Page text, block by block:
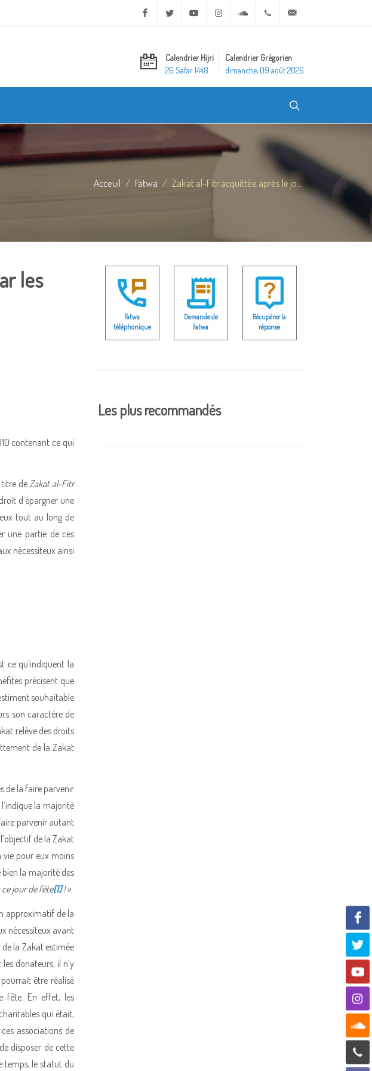
Facebook Twitter Youtube Instagram Soundcloud+20 2 25970400
Calendrier Hijri
26 Safar 1448
Calendrier Grégorien
dimanche, 09 août 2026
Acceuil Fatwa Zakat al-Fitr acquittée après le jo...
les
contenant ce qui
titre deZakat al-Fitr
d’épargner une
tout au long de
une partie de ces
nécessiteux ainsi
ce qu’indiquent la
précisent que
souhaitable
son caractère de
relève des droits
de la Zakat
de la faire parvenir
la majorité
parvenir autant
de la Zakat
vie pour eux moins
la majorité des
ce jour de fête[1]! »
approximatif de la
nécessiteux avant
de la Zakat estimée
donateurs, il n’y
être réalisé
fête. En effet, les
qui était,
associations de
disposer de cette
temps, le statut du
Fatwa
téléphonique
Demande de
fatwa
Récupérer la
réponse
Les plus recommandés